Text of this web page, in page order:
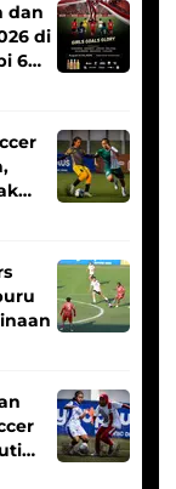
dan
di
6